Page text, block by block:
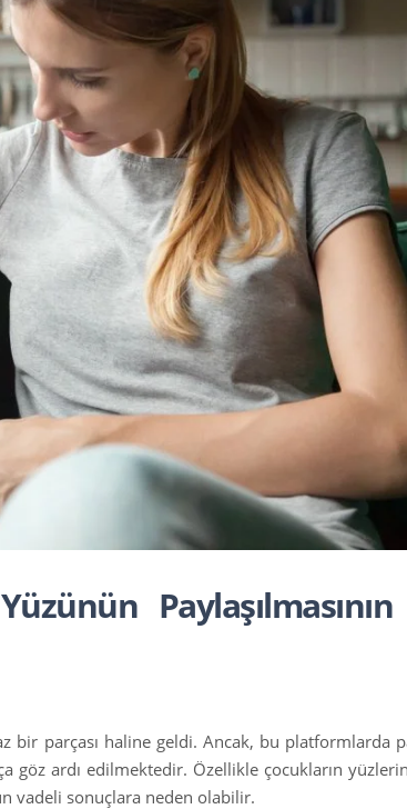
bir parçası haline geldi. Ancak, bu platformlarda
göz ardı edilmektedir. Özellikle çocukların
vadeli sonuçlara neden olabilir.